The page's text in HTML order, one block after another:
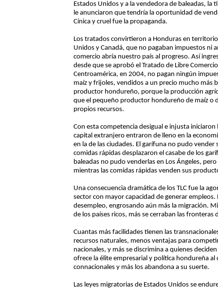
Estados Unidos y a la vendedora de baleadas,
le anunciaron que tendría la oportunidad de
Cínica y cruel fue la propaganda.
Los tratados convirtieron a Honduras en
Unidos y Canadá, que no pagaban impuestos ni
comercio abría nuestro país al progreso. Así
desde que se aprobó el Tratado de Libre
Centroamérica, en 2004, no pagan ningún
maíz y frijoles, vendidos a un precio mucho más
productor hondureño, porque la producción
que el pequeño productor hondureño de maíz
propios recursos.
Con esta competencia desigual e injusta
capital extranjero entraron de lleno en la
en la de las ciudades. El garífuna no pudo
comidas rápidas desplazaron el casabe de los
baleadas no pudo venderlas en Los Ángeles,
mientras las comidas rápidas venden sus
Una consecuencia dramática de los TLC fue la
sector con mayor capacidad de generar
desempleo, engrosando aún más la migración.
de los países ricos, más se cerraban las
Cuantas más facilidades tienen las
recursos naturales, menos ventajas para
nacionales, y más se discrimina a quienes
ofrece la élite empresarial y política hondureña
connacionales y más los abandona a su suerte.
Las leyes migratorias de Estados Unidos se